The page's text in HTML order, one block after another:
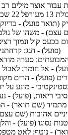
(תואר פועל) -
עצם) - משהו של
בכעס קול ונמוך
(פועל) - חגג;
סערה
- אל חומר;
(פועל) - הרים
- מונע על
ריאות, (פועל) -
(שם תואר) -
אהובות (שם
נסוגו (פועל) -
- נוטף; לאט